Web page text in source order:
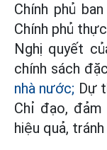
Chính phủ
Chính phủ
Nghị quyết
chính sách
nhà nước; Dự
Chỉ đạo,
hiệu quả,